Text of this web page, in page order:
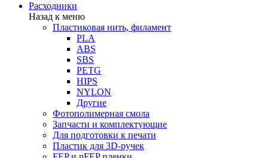
Расходники
Назад к меню
Пластиковая нить, филамент
PLA
ABS
SBS
PETG
HIPS
NYLON
Другие
Фотополимерная смола
Запчасти и комплектующие
Для подготовки к печати
Пластик для 3D-ручек